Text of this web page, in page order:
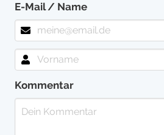
E-Mail / Name
Kommentar